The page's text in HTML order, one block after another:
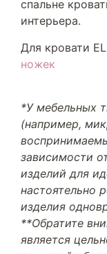
спальне
интерьера.
Для кровати
ножек
*У мебельных
(например,
зависимости
изделий для
настоятельно
изделия
**Обратите
является